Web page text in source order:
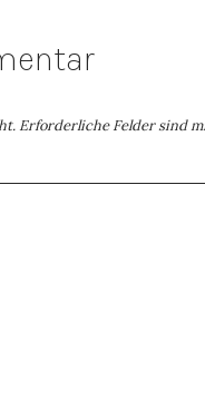
Erforderliche Felder sind